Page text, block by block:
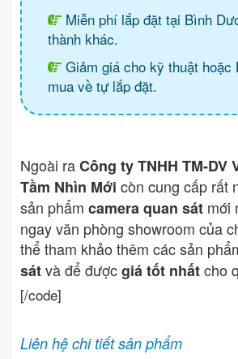
Miễn phí lắp đặt tại Bình
thành khác.
Giảm giá cho kỹ thuật hoặc
mua về tự lắp đặt.
Ngoài raCông ty TNHH TM-DV
Tầm Nhìn Mới còn cung cấp rất
sản phẩm camera quan sát mới
ngay văn phòng showroom của
thể tham khảo thêm các sản
sátvà để đượcgiá tốt nhấtcho
[/code]
Liên hệ chi tiết sản phẩm